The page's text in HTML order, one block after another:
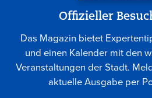
Offizieller
Das Magazin bietet
und einen Kalender mit den
Veranstaltungen der Stadt.
aktuelle Ausgabe per